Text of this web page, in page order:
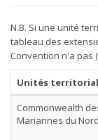
N.B. Si une unité
tableau des
Convention n'a pas
Unités
Commonwealth
Mariannes du